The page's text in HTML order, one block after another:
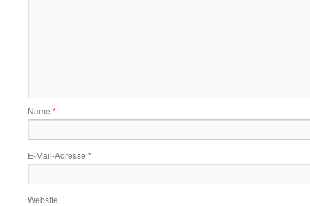
Name *
E-Mail-Adresse *
Website